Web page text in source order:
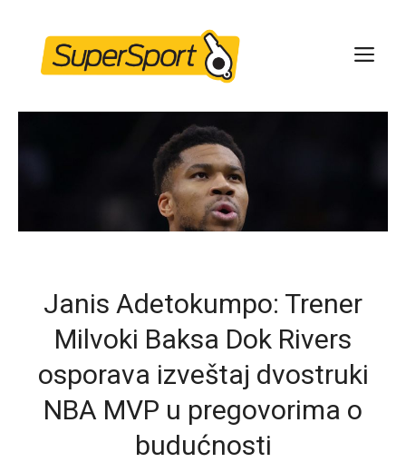
content
Janis Adetokumpo: Trener
Milvoki Baksa Dok Rivers
osporava izveštaj dvostruki
NBA MVP u pregovorima o
budućnosti